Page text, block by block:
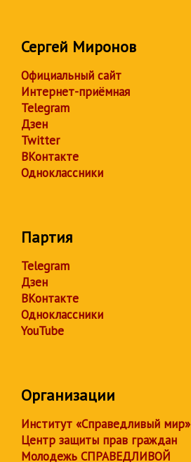
Сергей Миронов
Официальный сайт
Интернет-приёмная
Telegram
Дзен
Twitter
ВКонтакте
Одноклассники
Партия
Telegram
Дзен
ВКонтакте
Одноклассники
YouTube
Организации
Институт «Справедливый мир»
Центр защиты прав граждан
Молодежь СПРАВЕДЛИВОЙ